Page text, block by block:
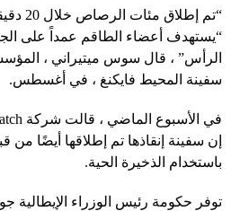
“تم
“يستهدف أعضاء الطاقم عمداً على
الرأس” ، قال سوس ميتيراني ،
سفينة المحيط فايكنغ ، في أغسطس.
إن سفينة إنقاذها تم إطلاقها أيضًا من
باستخدام الذخيرة الحية.
توفر حكومة رئيس الوزراء الإيطالية